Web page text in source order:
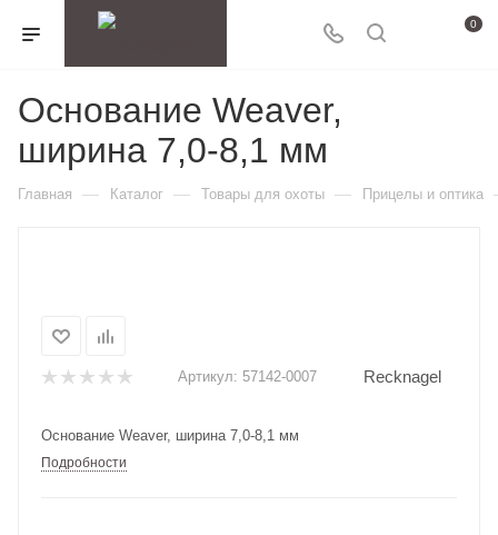
0
Основание Weaver,
ширина 7,0-8,1 мм
Главная — Каталог — Товары для охоты — Прицелы и оптика
Артикул: 57142-0007 Recknagel
Основание Weaver, ширина 7,0-8,1 мм
Подробности